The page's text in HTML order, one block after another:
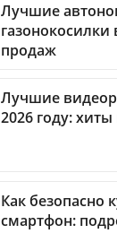
Лучшие
газонокосилки
продаж
Лучшие
2026 году:
Как безопасно
смартфон: